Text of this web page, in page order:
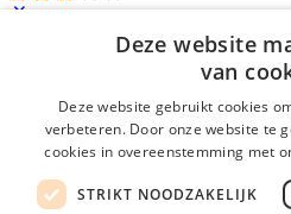
Inloggen als bedrijf
E-mail*
Wachtwoord
login gegevens onthouden
Deze website
van
Deze website gebruikt cookies
verbeteren. Door onze website te
cookies in overeenstemming met
STRIKT NOODZAKELIJK